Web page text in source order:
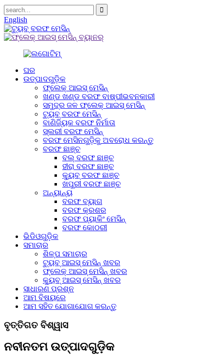
English
ଘର
ଉତ୍ପାଦଗୁଡ଼ିକ
ଫ୍ଲେକ୍ ଆଇସ୍ ମେସିନ୍
ଖଣ୍ଡ ଖଣ୍ଡ ବରଫ ବାଷ୍ପୀଭବନକାରୀ
ସମୁଦ୍ର ଜଳ ଫ୍ଲେକ୍ ଆଇସ୍ ମେସିନ୍
ଟ୍ୟୁବ୍ ବରଫ ମେସିନ୍
ବାଣିଜ୍ୟିକ ବରଫ ନିର୍ମାତା
ସ୍ଲରୀ ବରଫ ମେସିନ୍
ବରଫ ମେସିନଗୁଡ଼ିକୁ ଅବରୋଧ କରନ୍ତୁ
ବରଫ ଛାଞ୍ଚ
ବଲ୍ ବରଫ ଛାଞ୍ଚ
ହୀରା ବରଫ ଛାଞ୍ଚ
କ୍ୟୁବ୍ ବରଫ ଛାଞ୍ଚ
ଖପୁରୀ ବରଫ ଛାଞ୍ଚ
ଅନ୍ୟାନ୍ୟ
ବରଫ ବ୍ୟାଗ
ବରଫ କ୍ରଶର
ବରଫ ପ୍ୟାକିଂ ମେସିନ୍
ବରଫ କୋଠରୀ
ଭିଡିଓଗୁଡ଼ିକ
ସମାଚାର
ଶିଳ୍ପ ସମାଚାର
ଟ୍ୟୁବ୍ ଆଇସ୍ ମେସିନ୍ ଖବର
ଫ୍ଲେକ୍ ଆଇସ୍ ମେସିନ୍ ଖବର
କ୍ୟୁବ୍ ଆଇସ୍ ମେସିନ୍ ଖବର
ସାଧାରଣ ପ୍ରଶ୍ନ
ଆମ ବିଷୟରେ
ଆମ ସହିତ ଯୋଗାଯୋଗ କରନ୍ତୁ
ବୃତ୍ତିଗତ ବିଶ୍ୱାସ
ନବୀନତମ ଉତ୍ପାଦଗୁଡ଼ିକ